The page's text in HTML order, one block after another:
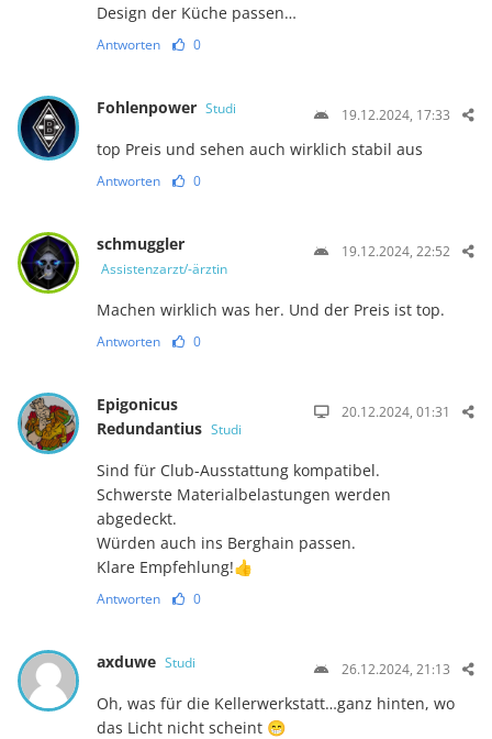
Design der Küche passen…
Antworten 0
Fohlenpower Studi 19.12.2024, 17:33
top Preis und sehen auch wirklich stabil aus
Antworten 0
schmuggler
Assistenzarzt/-ärztin
19.12.2024, 22:52
Machen wirklich was her. Und der Preis ist top.
Antworten 0
Epigonicus
Redundantius Studi
20.12.2024, 01:31
Sind für Club-Ausstattung kompatibel.
Schwerste Materialbelastungen werden
abgedeckt.
Würden auch ins Berghain passen.
Klare Empfehlung!👍
Antworten 0
axduwe Studi 26.12.2024, 21:13
Oh, was für die Kellerwerkstatt…ganz hinten, wo
das Licht nicht scheint 😁